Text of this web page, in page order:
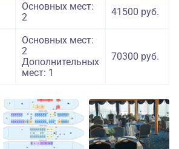
Основных мест:
2
41500 руб.
Основных мест:
2
Дополнительных
мест: 1
70300 руб.